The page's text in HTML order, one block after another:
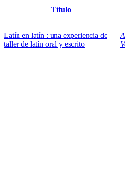
Título
Latín en latín : una experiencia de
taller de latín oral y escrito